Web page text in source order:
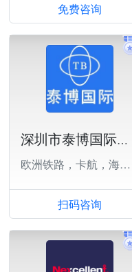
免费咨询
深圳市泰博国际供应链有限公司
欧洲铁路，卡航，海运，美国海运
扫码咨询